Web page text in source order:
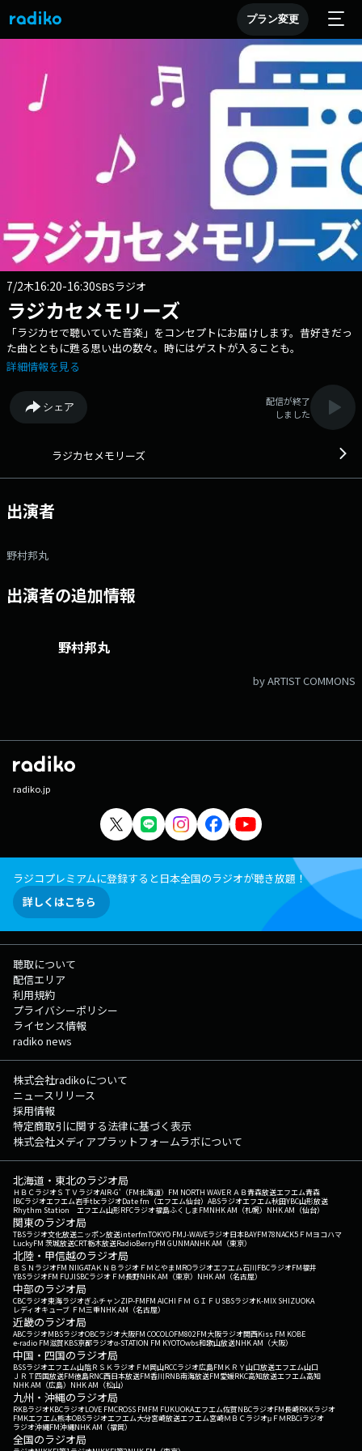
プラン変更
7/2木16:20-16:30SBSラジオ
ラジカセメモリーズ
「ラジカセで聴いていた音楽」をコンセプトにお届けします。昔好きだっ
た曲とともに甦る思い出の数々。時にはゲストが入ることも。
詳細情報を見る
シェア
配信が終了
しました
ラジカセメモリーズ
出演者
野村邦丸
出演者の追加情報
野村邦丸
by ARTIST COMMONS
radiko.jp
ラジコプレミアムに登録すると日本全国のラジオが聴き放題！
詳しくはこちら
聴取について
配信エリア
利用規約
プライバシーポリシー
ライセンス情報
radiko news
株式会社radikoについて
ニュースリリース
採用情報
特定商取引に関する法律に基づく表示
株式会社メディアプラットフォームラボについて
北海道・東北のラジオ局
ＨＢＣラジオＳＴＶラジオAIR-G'（FM北海道） FM NORTH WAVEＲＡＢ青森放送エフエム青森
IBCラジオエフエム岩手tbcラジオDate fm（エフエム仙台） ABSラジオエフエム秋田YBC山形放送
Rhythm Station エフエム山形RFCラジオ福島ふくしまFMNHK AM（札幌） NHK AM（仙台）
関東のラジオ局
TBSラジオ文化放送ニッポン放送interfmTOKYO FMJ-WAVEラジオ日本BAYFM78NACK5 ＦＭヨコハマ
LuckyFM 茨城放送CRT栃木放送RadioBerryFM GUNMANHK AM（東京）
北陸・甲信越のラジオ局
ＢＳＮラジオFM NIIGATAＫＮＢラジオ ＦＭとやまMROラジオエフエム石川FBCラジオFM福井
YBSラジオFM FUJISBCラジオ ＦＭ長野NHK AM（東京） NHK AM（名古屋）
中部のラジオ局
CBCラジオ東海ラジオぎふチャンZIP-FMFM AICHI ＦＭ ＧＩＦＵ SBSラジオK-MIX SHIZUOKA
レディオキューブ ＦＭ三重NHK AM（名古屋）
近畿のラジオ局
ABCラジオMBSラジオOBCラジオ大阪FM COCOLOFM802FM大阪ラジオ関西Kiss FM KOBE
e-radio FM滋賀KBS京都ラジオα-STATION FM KYOTOwbs和歌山放送NHK AM（大阪）
中国・四国のラジオ局
BSSラジオエフエム山陰ＲＳＫラジオ ＦＭ岡山RCCラジオ広島FM ＫＲＹ山口放送エフエム山口
ＪＲＴ四国放送FM徳島RNC西日本放送FM香川RNB南海放送FM愛媛RKC高知放送エフエム高知
NHK AM（広島） NHK AM（松山）
九州・沖縄のラジオ局
RKBラジオKBCラジオLOVE FMCROSS FMFM FUKUOKAエフエム佐賀NBCラジオFM長崎RKKラジオ
FMKエフエム熊本OBSラジオエフエム大分宮崎放送エフエム宮崎ＭＢＣラジオμＦＭRBCiラジオ
ラジオ沖縄FM沖縄NHK AM（福岡）
全国のラジオ局